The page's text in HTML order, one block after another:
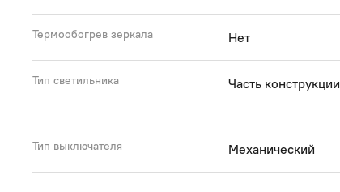
Термообогрев зеркала Нет
Тип светильника Часть конструкции
Тип выключателя Механический